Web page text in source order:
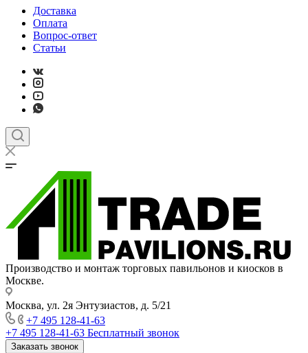
Доставка
Оплата
Вопрос-ответ
Статьи
Производство и монтаж торговых павильонов и киосков в
Москве.
Москва, ул. 2я Энтузиастов, д. 5/21
+7 495 128-41-63
+7 495 128-41-63 Бесплатный звонок
Заказать звонок